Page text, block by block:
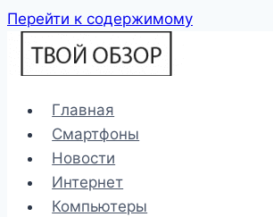
Перейти к содержимому
Главная
Смартфоны
Новости
Интернет
Компьютеры